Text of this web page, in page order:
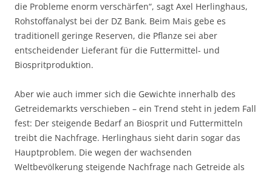
die Probleme enorm verschärfen“, sagt Axel Herlinghaus,
Rohstoffanalyst bei der DZ Bank. Beim Mais gebe es
traditionell geringe Reserven, die Pflanze sei aber
entscheidender Lieferant für die Futtermittel- und
Biospritproduktion.
Aber wie auch immer sich die Gewichte innerhalb des
Getreidemarkts verschieben – ein Trend steht in jedem Fall
fest: Der steigende Bedarf an Biosprit und Futtermitteln
treibt die Nachfrage. Herlinghaus sieht darin sogar das
Hauptproblem. Die wegen der wachsenden
Weltbevölkerung steigende Nachfrage nach Getreide als